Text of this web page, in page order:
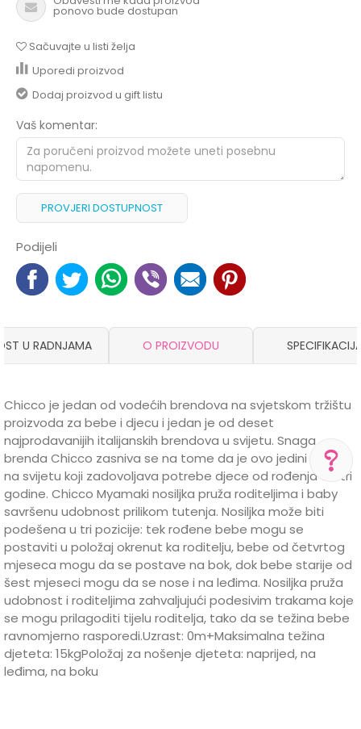
ponovo bude dostupan
Sačuvajte u listi želja
Uporedi proizvod
Dodaj proizvod u gift listu
Vaš komentar:
PROVJERI DOSTUPNOST
Podijeli
POMOĆ PRI KUPOVINI
Za više informacija,
pomoć i porudžbine
+387 656-72209
Radno vreme
Pon-Subota: 09:00-
15:00h
Pišite nam
U RADNJAMA O PROIZVODU
Chicco je jedan od vodećih brendova na svjetskom tržištu
proizvoda za bebe i djecu i jedan je od deset
najprodavanijih italijanskih brendova u svijetu. Snaga
brenda Chicco zasniva se na tome da je ovo jedini brend
na svijetu koji zadovoljava potrebe djece od rođenja do tri
godine. Chicco Myamaki nosiljka pruža roditeljima i baby
savršenu udobnost prilikom tutenja. Nosiljka može biti
podešena u tri pozicije: tek rođene bebe mogu se
postaviti u položaj okrenut ka roditelju, bebe od četvrtog
mjeseca mogu da se postave na bok, dok bebe starije od
šest mjeseci mogu da se nose i na leđima. Nosiljka pruža
udobnost i roditeljima zahvaljujući podesivim trakama koje
se mogu prilagoditi tijelu roditelja, tako da se težina bebe
ravnomjerno rasporedi.Uzrast: 0m+Maksimalna težina
djeteta: 15kgPoložaj za nošenje djeteta: naprijed, na
leđima, na boku